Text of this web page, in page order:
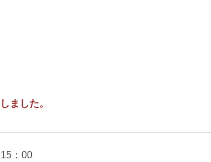
ました。
：00